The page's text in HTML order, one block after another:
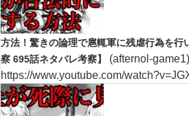
方法！驚きの論理で扈輒軍に残虐行為を行
察 695話ネタバレ考察】
(afternol-game1)
https://www.youtube.com/